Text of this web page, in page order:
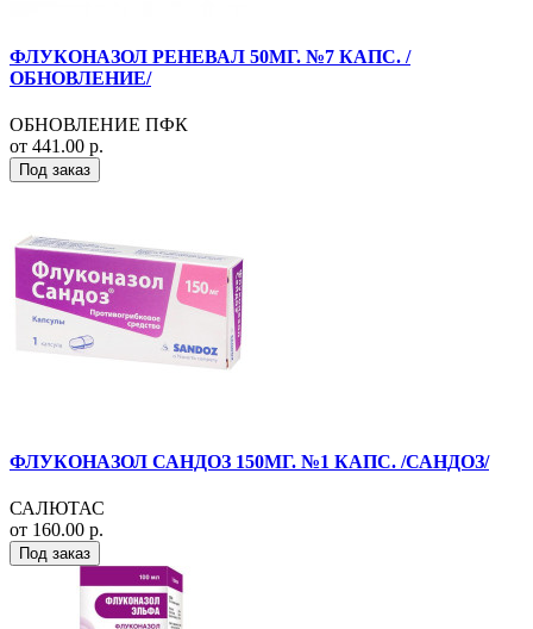
ФЛУКОНАЗОЛ РЕНЕВАЛ 50МГ. №7 КАПС. /
ОБНОВЛЕНИЕ/
ОБНОВЛЕНИЕ ПФК
от 441.00 р.
Под заказ
ФЛУКОНАЗОЛ САНДОЗ 150МГ. №1 КАПС. /САНДОЗ/
САЛЮТАС
от 160.00 р.
Под заказ